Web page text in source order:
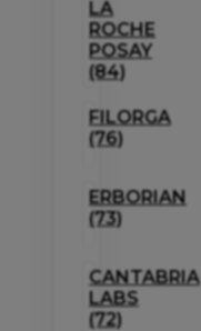
LA
ROCHE
POSAY
(84)
FILORGA
(76)
ERBORIAN
(73)
CANTABRIA
LABS
(72)